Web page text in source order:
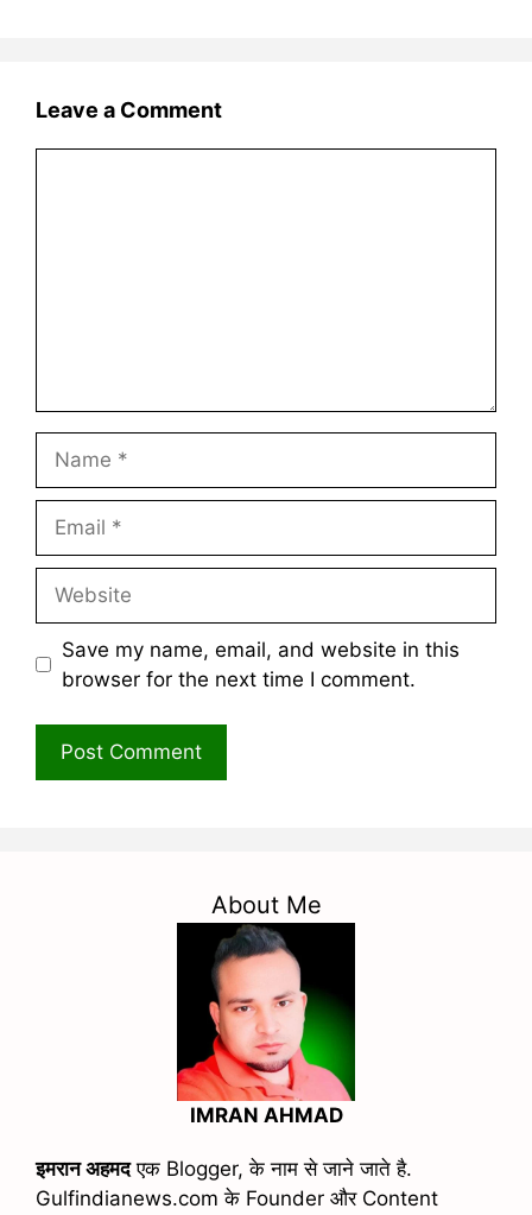
Leave a Comment
Save my name, email, and website in this
browser for the next time I comment.
About Me
IMRAN AHMAD
इमरान अहमदएक Blogger, के नाम से जाने जाते है.
Gulfindianews.com के Founder और Content